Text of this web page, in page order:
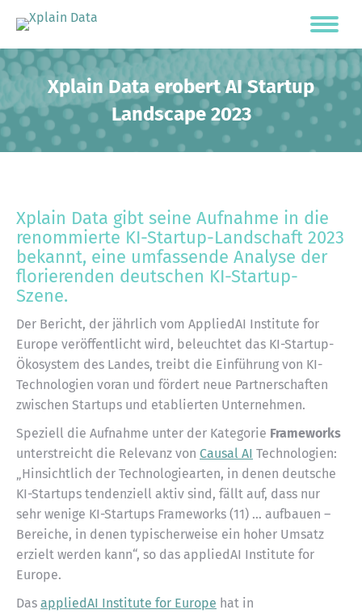
Xplain Data erobert AI Startup
Landscape 2023
Xplain Data gibt seine Aufnahme in die
renommierte KI-Startup-Landschaft 2023
bekannt, eine umfassende Analyse der
florierenden deutschen KI-Startup-
Szene.
Der Bericht, der jährlich vom AppliedAI Institute for
Europe veröffentlicht wird, beleuchtet das KI-Startup-
Ökosystem des Landes, treibt die Einführung von KI-
Technologien voran und fördert neue Partnerschaften
zwischen Startups und etablierten Unternehmen.
Speziell die Aufnahme unter der Kategorie Frameworks
unterstreicht die Relevanz von Causal AI Technologien:
„Hinsichtlich der Technologiearten, in denen deutsche
KI-Startups tendenziell aktiv sind, fällt auf, dass nur
sehr wenige KI-Startups Frameworks (11) … aufbauen –
Bereiche, in denen typischerweise ein hoher Umsatz
erzielt werden kann“, so das appliedAI Institute for
Europe.
Das appliedAI Institute for Europe hat in